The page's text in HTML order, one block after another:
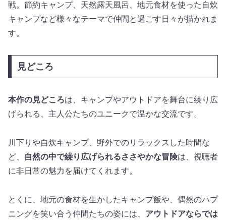
戦。節約キャンプ、天然露天風呂、地元食材を使った自炊
キャンプなど様々なテーマで仲間と過ごす日々が描かれま
す。
見どころ
本作の見どころは、キャンプやアウトドアを舞台に繰り広
げられる、主人公たちのユニークで温かな交流です。
川下りや自炊キャンプ、野外でのリラックスした時間な
ど、
自然の中で繰り広げられるささやかな冒険は、視聴者
に非日常の魅力を届けてくれます。
とくに、地元の食材を生かしたキャンプ飯や、偶然のハプ
ニングを笑い合う仲間たちの姿には、 アウトドアならでは